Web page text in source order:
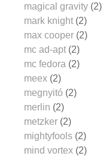
magical gravity (2)
mark knight (2)
max cooper (2)
mc ad-apt (2)
mc fedora (2)
meex (2)
megnyitó (2)
merlin (2)
metzker (2)
mightyfools (2)
mind vortex (2)